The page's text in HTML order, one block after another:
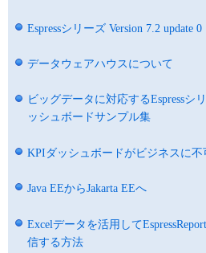
Espressシリーズ Version 7.2 update
データウェアハウスについて
ビッグデータに対応するEspressシ
ッシュボードサンプル集
KPIダッシュボードがビジネスに不
Java EEからJakarta EEへ
Excelデータを活用して
信する方法